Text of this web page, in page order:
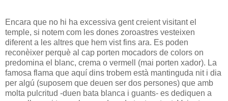
Encara que no hi ha excessiva gent creient visitant el
temple, si notem com les dones zoroastres vesteixen
diferent a les altres que hem vist fins ara. Es poden
reconèixer perquè al cap porten mocadors de colors on
predomina el blanc, crema o vermell (mai porten xador). La
famosa flama que aquí dins trobem està mantinguda nit i dia
per algú (suposem que deuen ser dos persones) que amb
molta pulcritud -duen bata blanca i guants- es dediquen a